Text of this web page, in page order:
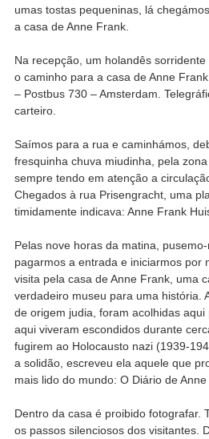
umas tostas pequeninas, lá
a casa de Anne Frank.
Na recepção, um holandês
o caminho para a casa de Anne
– Postbus 730 – Amsterdam.
carteiro.
Saímos para a rua e caminhámos,
fresquinha chuva miudinha, pela
sempre tendo em atenção a
Chegados à rua Prisengracht, uma
timidamente indicava: Anne Frank
Pelas nove horas da matina,
pagarmos a entrada e iniciarmos por
visita pela casa de Anne Frank, uma
verdadeiro museu para uma história.
de origem judia, foram acolhidas
aqui viveram escondidos durante
fugirem ao Holocausto nazi (1939-
a solidão, escreveu ela aquele que
mais lido do mundo: O Diário de Anne
Dentro da casa é proibido fotografar.
os passos silenciosos dos visitantes.